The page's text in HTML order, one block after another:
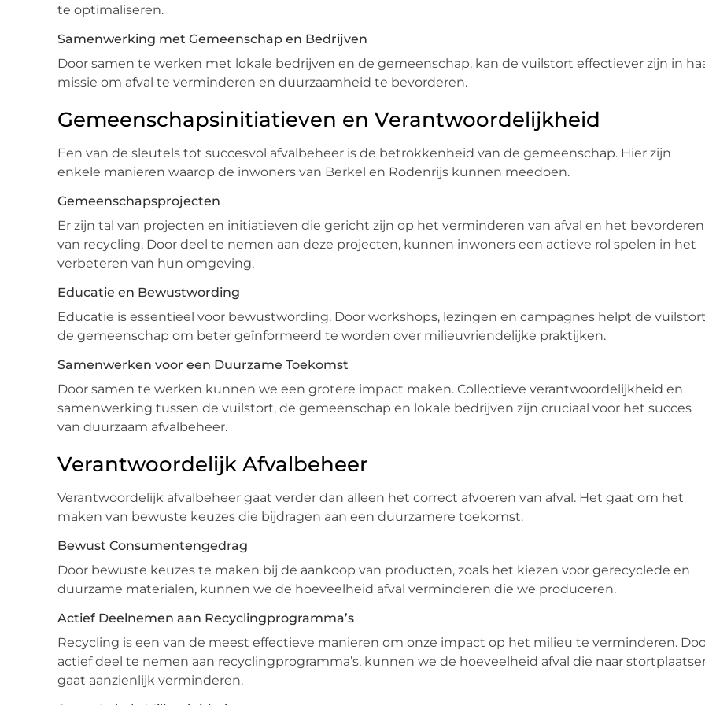
te optimaliseren.
Samenwerking met Gemeenschap en Bedrijven
Door samen te werken met lokale bedrijven en de gemeenschap, kan de vuilstort effectiever zijn in
missie om afval te verminderen en duurzaamheid te bevorderen.
Gemeenschapsinitiatieven en Verantwoordelijkheid
Een van de sleutels tot succesvol afvalbeheer is de betrokkenheid van de gemeenschap. Hier zijn
enkele manieren waarop de inwoners van Berkel en Rodenrijs kunnen meedoen.
Gemeenschapsprojecten
Er zijn tal van projecten en initiatieven die gericht zijn op het verminderen van afval en het bevorderen
van recycling. Door deel te nemen aan deze projecten, kunnen inwoners een actieve rol spelen in het
verbeteren van hun omgeving.
Educatie en Bewustwording
Educatie is essentieel voor bewustwording. Door workshops, lezingen en campagnes helpt de
de gemeenschap om beter geïnformeerd te worden over milieuvriendelijke praktijken.
Samenwerken voor een Duurzame Toekomst
Door samen te werken kunnen we een grotere impact maken. Collectieve verantwoordelijkheid en
samenwerking tussen de vuilstort, de gemeenschap en lokale bedrijven zijn cruciaal voor het succes
van duurzaam afvalbeheer.
Verantwoordelijk Afvalbeheer
Verantwoordelijk afvalbeheer gaat verder dan alleen het correct afvoeren van afval. Het gaat om het
maken van bewuste keuzes die bijdragen aan een duurzamere toekomst.
Bewust Consumentengedrag
Door bewuste keuzes te maken bij de aankoop van producten, zoals het kiezen voor gerecyclede en
duurzame materialen, kunnen we de hoeveelheid afval verminderen die we produceren.
Actief Deelnemen aan Recyclingprogramma’s
Recycling is een van de meest effectieve manieren om onze impact op het milieu te verminderen.
actief deel te nemen aan recyclingprogramma’s, kunnen we de hoeveelheid afval die naar
gaat aanzienlijk verminderen.